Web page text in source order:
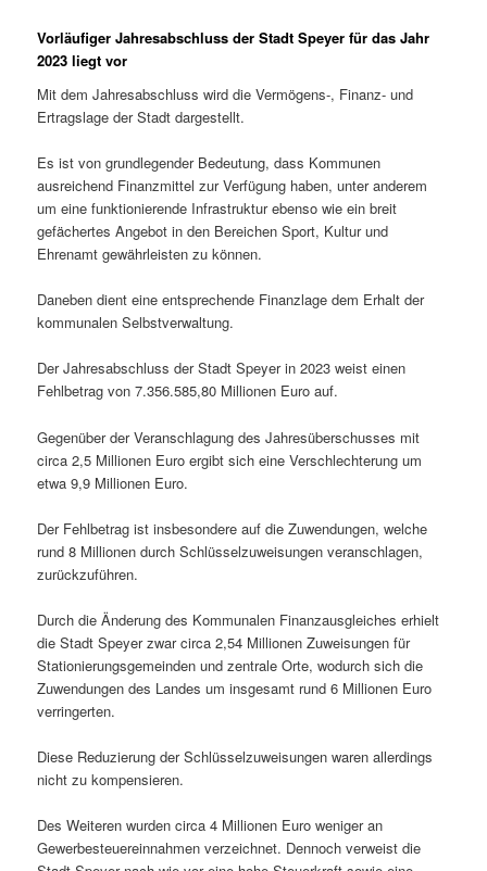
Vorläufiger Jahresabschluss der Stadt Speyer für das Jahr
2023 liegt vor
Mit dem Jahresabschluss wird die Vermögens-, Finanz- und
Ertragslage der Stadt dargestellt.
Es ist von grundlegender Bedeutung, dass Kommunen
ausreichend Finanzmittel zur Verfügung haben, unter anderem
um eine funktionierende Infrastruktur ebenso wie ein breit
gefächertes Angebot in den Bereichen Sport, Kultur und
Ehrenamt gewährleisten zu können.
Daneben dient eine entsprechende Finanzlage dem Erhalt der
kommunalen Selbstverwaltung.
Der Jahresabschluss der Stadt Speyer in 2023 weist einen
Fehlbetrag von 7.356.585,80 Millionen Euro auf.
Gegenüber der Veranschlagung des Jahresüberschusses mit
circa 2,5 Millionen Euro ergibt sich eine Verschlechterung um
etwa 9,9 Millionen Euro.
Der Fehlbetrag ist insbesondere auf die Zuwendungen, welche
rund 8 Millionen durch Schlüsselzuweisungen veranschlagen,
zurückzuführen.
Durch die Änderung des Kommunalen Finanzausgleiches erhielt
die Stadt Speyer zwar circa 2,54 Millionen Zuweisungen für
Stationierungsgemeinden und zentrale Orte, wodurch sich die
Zuwendungen des Landes um insgesamt rund 6 Millionen Euro
verringerten.
Diese Reduzierung der Schlüsselzuweisungen waren allerdings
nicht zu kompensieren.
Des Weiteren wurden circa 4 Millionen Euro weniger an
Gewerbesteuereinnahmen verzeichnet. Dennoch verweist die